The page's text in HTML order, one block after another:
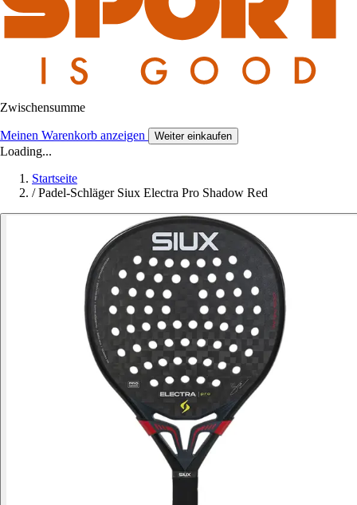
Zwischensumme
Meinen Warenkorb anzeigen Weiter einkaufen
Loading...
Startseite
/ Padel-Schläger Siux Electra Pro Shadow Red